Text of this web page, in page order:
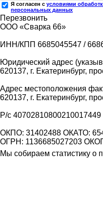
Я согласен с условиями
персональных данных
Перезвонить
ООО «Сварка 66»
ИНН/КПП 6685045547 /
Юридический адрес
620137, г. Екатеринбург,
Адрес местоположения
620137, г. Екатеринбург,
Р/с
ОКПО: 31402488 ОКАТО:
ОГРН: 1136685027203
Мы собираем статистику о